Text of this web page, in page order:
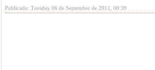
Publicado: Tuesday 06 de September de 2011, 00:39